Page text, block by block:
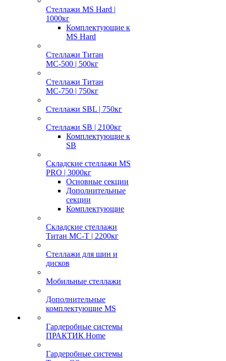
Стеллажи MS Hard |
1000кг
Комплектующие к
MS Hard
Стеллажи Титан
МС-500 | 500кг
Стеллажи Титан
МС-750 | 750кг
Стеллажи SBL | 750кг
Стеллажи SB | 2100кг
Комплектующие к
SB
Складские стеллажи MS
PRO | 3000кг
Основные секции
Дополнительные
секции
Комплектующие
Складские стеллажи
Титан МС-Т | 2200кг
Стеллажи для шин и
дисков
Мобильные стеллажи
Дополнительные
комплектующие MS
Гардеробные системы
ПРАКТИК Home
Гардеробные системы